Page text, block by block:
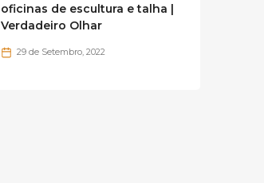
oficinas de escultura e talha |
Verdadeiro Olhar
29 de Setembro, 2022